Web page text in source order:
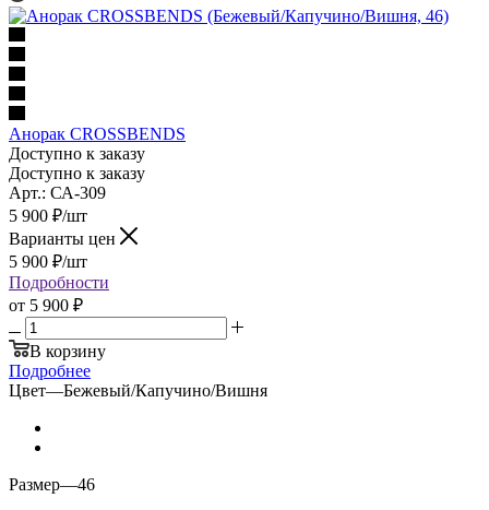
Анорак CROSSBENDS
Доступно к заказу
Доступно к заказу
Арт.: СА-309
5 900 ₽/шт
Варианты цен
5 900 ₽/шт
Подробности
от 5 900 ₽
В корзину
Подробнее
Цвет—Бежевый/Капучино/Вишня
Размер—46